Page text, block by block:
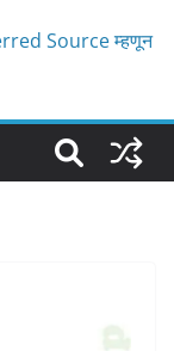
Source म्हणून